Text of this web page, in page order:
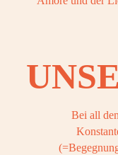
Bei all